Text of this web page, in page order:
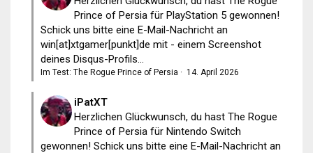
Prince of Persia für PlayStation 5 gewonnen!
Schick uns bitte eine E-Mail-Nachricht an
win[at]xtgamer[punkt]de mit - einem Screenshot
deines Disqus-Profils...
Im Test: The Rogue Prince of Persia · 14. April 2026
iPatXT
Herzlichen Glückwunsch, du hast The Rogue
Prince of Persia für Nintendo Switch
gewonnen! Schick uns bitte eine E-Mail-Nachricht an